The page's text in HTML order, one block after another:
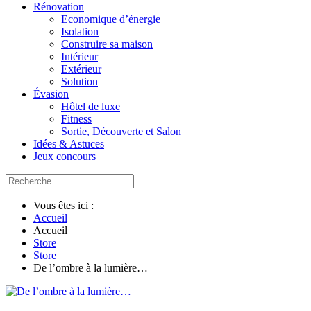
Rénovation
Economique d’énergie
Isolation
Construire sa maison
Intérieur
Extérieur
Solution
Évasion
Hôtel de luxe
Fitness
Sortie, Découverte et Salon
Idées & Astuces
Jeux concours
Vous êtes ici :
Accueil
Accueil
Store
Store
De l’ombre à la lumière…